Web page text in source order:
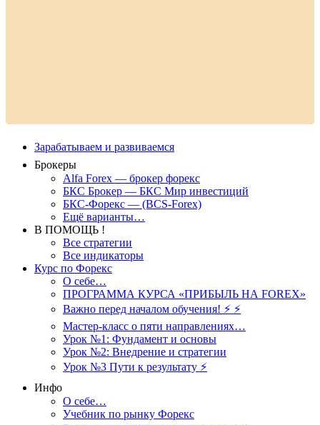
Зарабатываем и развиваемся
Брокеры
Alfa Forex — брокер форекс
БКС Брокер — БКС Мир инвестиций
БКС-Форекс — (BCS-Forex)
Ещё варианты…
В ПОМОЩЬ !
Все стратегии
Все индикаторы
Курс по Форекс
О себе…
ПРОГРАММА КУРСА «ПРИБЫЛЬ НА FOREX»
Важно перед началом обучения! ⚡ ⚡
Мастер-класс о пяти направлениях…
Урок №1: Фундамент и основы
Урок №2: Внедрение и стратегии
Урок №3 Пути к результату ⚡️
Инфо
О себе…
Учебник по рынку Форекс